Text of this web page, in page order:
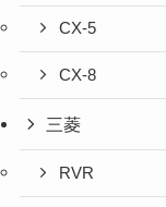
CX-5
CX-8
三菱
RVR